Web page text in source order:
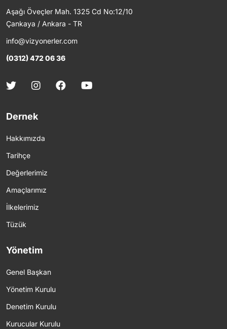
Aşağı Öveçler Mah. 1325 Cd No:12/10
Çankaya / Ankara - TR
info@vizyonerler.com
(0312) 472 06 36
Dernek
Hakkımızda
Tarihçe
Değerlerimiz
Amaçlarımız
İlkelerimiz
Tüzük
Yönetim
Genel Başkan
Yönetim Kurulu
Denetim Kurulu
Kurucular Kurulu